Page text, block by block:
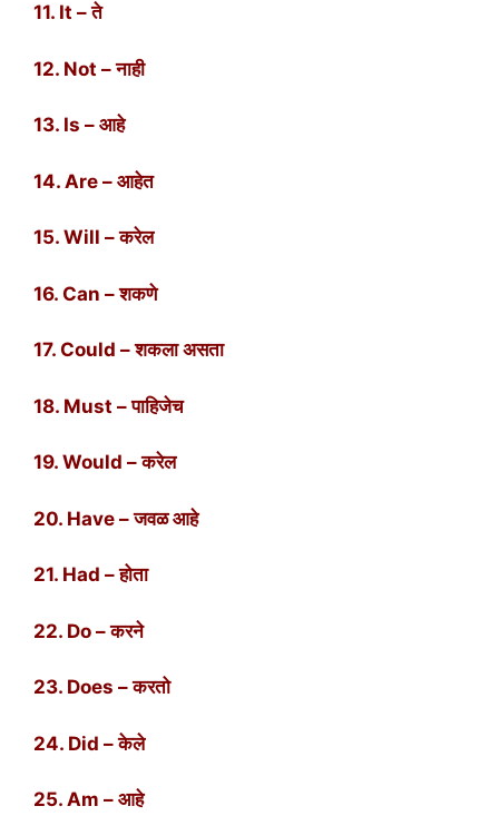
11. It – ते
12. Not – नाही
13. Is – आहे
14. Are – आहेत
15. Will – करेल
16. Can – शकणे
17. Could – शकला असता
18. Must – पाहिजेच
19. Would – करेल
20. Have – जवळ आहे
21. Had – होता
22. Do – करने
23. Does – करतो
24. Did – केले
25. Am – आहे